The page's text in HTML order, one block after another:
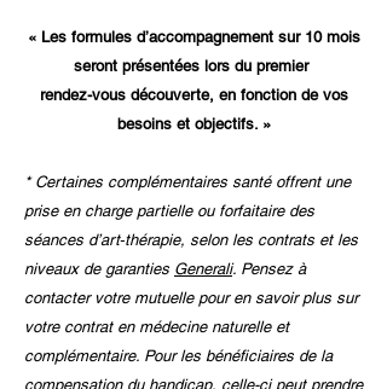
« Les formules d’accompagnement sur 10 mois
seront présentées lors du premier
rendez-vous découverte, en fonction de vos
besoins et objectifs. »
* Certaines complémentaires santé offrent une
prise en charge partielle ou forfaitaire des
séances d’art‑thérapie, selon les contrats et les
niveaux de garanties Generali. Pensez à
contacter votre mutuelle pour en savoir plus sur
votre contrat en médecine naturelle et
complémentaire. Pour les bénéficiaires de la
compensation du handicap, celle-ci peut prendre